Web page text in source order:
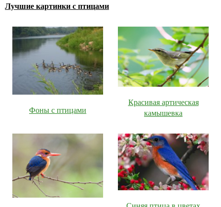
Лучшие картинки с птицами
Фоны с птицами
Красивая артическая
камышевка